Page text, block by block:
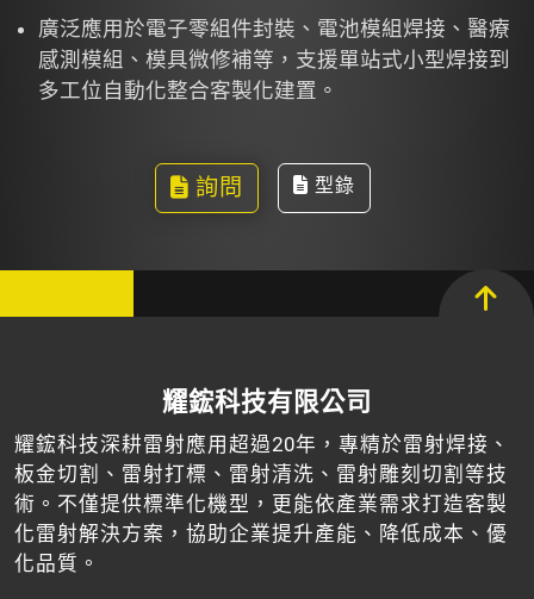
廣泛應用於電子零組件封裝、電池模組焊接、醫療
感測模組、模具微修補等，支援單站式小型焊接到
多工位自動化整合客製化建置。
詢問 型錄
耀鋐科技有限公司
耀鋐科技深耕雷射應用超過20年，專精於雷射焊接、
板金切割、雷射打標、雷射清洗、雷射雕刻切割等技
術。不僅提供標準化機型，更能依產業需求打造客製
化雷射解決方案，協助企業提升產能、降低成本、優
化品質。